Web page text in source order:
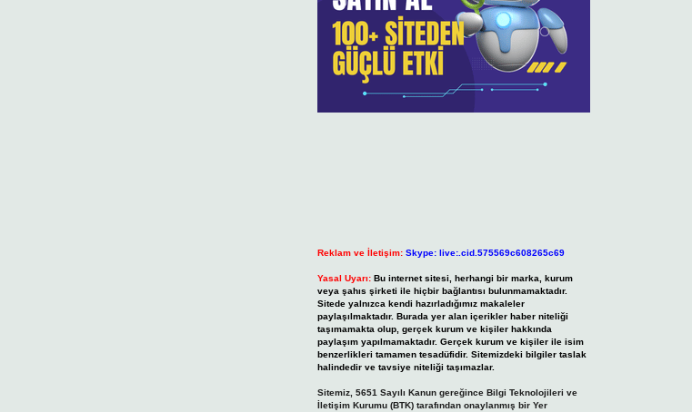
Reklam ve İletişim: Skype: live:.cid.575569c608265c69
Yasal Uyarı: Bu internet sitesi, herhangi bir marka, kurum
veya şahıs şirketi ile hiçbir bağlantısı bulunmamaktadır.
Sitede yalnızca kendi hazırladığımız makaleler
paylaşılmaktadır. Burada yer alan içerikler haber niteliği
taşımamakta olup, gerçek kurum ve kişiler hakkında
paylaşım yapılmamaktadır. Gerçek kurum ve kişiler ile isim
benzerlikleri tamamen tesadüfidir. Sitemizdeki bilgiler taslak
halindedir ve tavsiye niteliği taşımazlar.
Sitemiz, 5651 Sayılı Kanun gereğince Bilgi Teknolojileri ve
İletişim Kurumu (BTK) tarafından onaylanmış bir Yer